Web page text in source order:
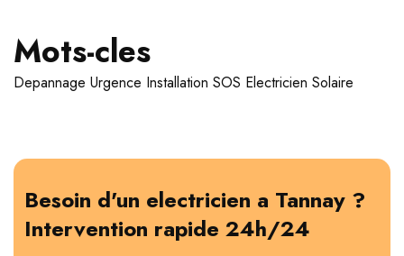
Mots-cles
Depannage Urgence Installation SOS Electricien Solaire
Besoin d'un electricien a Tannay ?
Intervention rapide 24h/24